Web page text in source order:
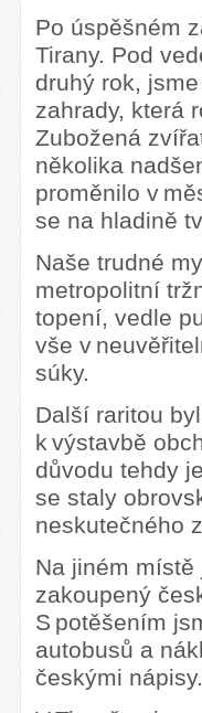
Po úspěšném
Tirany. Pod
druhý rok,
zahrady, která
Zubožená
několika
proměnilo v
se na hladině
Naše trudné
metropolitní
topení, vedle
vše v
súky.
Další raritou
k výstavbě
důvodu tehdy
se staly
neskutečného
Na jiném
zakoupený
S potěšením
autobusů a
českými